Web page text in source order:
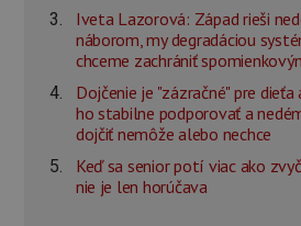
Iveta Lazorová: Západ rieši
náborom, my degradáciou
chceme zachrániť
Dojčenie je "zázračné" pre
ho stabilne podporovať a
dojčiť nemôže alebo nechce
Keď sa senior potí viac ako
nie je len horúčava